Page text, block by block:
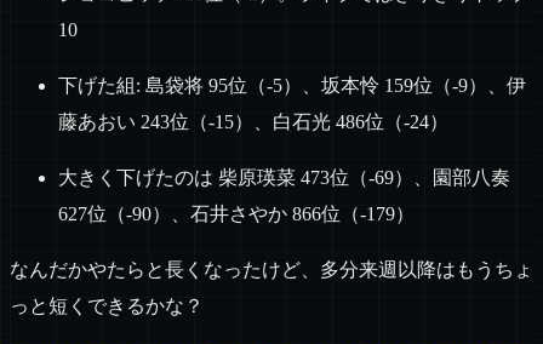
10
下げた組: 島袋将 95位（-5）、坂本怜 159位（-9）、伊
藤あおい 243位（-15）、白石光 486位（-24）
大きく下げたのは 柴原瑛菜 473位（-69）、園部八奏
627位（-90）、石井さやか 866位（-179）
なんだかやたらと長くなったけど、多分来週以降はもうちょ
っと短くできるかな？